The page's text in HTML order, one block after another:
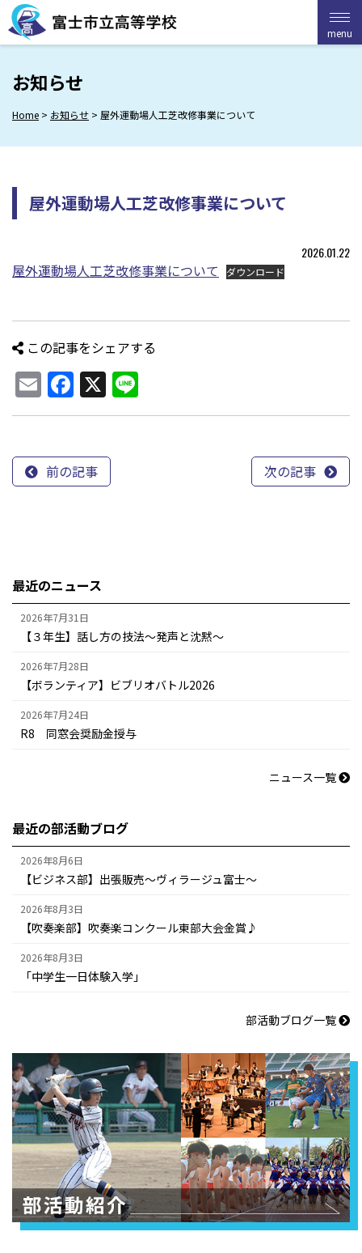
Skip
to
content
お知らせ
Home > お知らせ > 屋外運動場人工芝改修事業について
屋外運動場人工芝改修事業について
2026.01.22
屋外運動場人工芝改修事業について ダウンロード
この記事をシェアする
EmailFacebook
X
前の記事 次の記事
最近のニュース
【３年生】話し方の技法～発声と沈黙～
2026年7月31日
【ボランティア】ビブリオバトル2026
2026年7月28日
R8 同窓会奨励金授与
2026年7月24日
ニュース一覧
最近の部活動ブログ
【ビジネス部】出張販売～ヴィラージュ富士～
2026年8月6日
【吹奏楽部】吹奏楽コンクール東部大会金賞♪
2026年8月3日
「中学生一日体験入学」
2026年8月3日
部活動ブログ一覧
menu
menu